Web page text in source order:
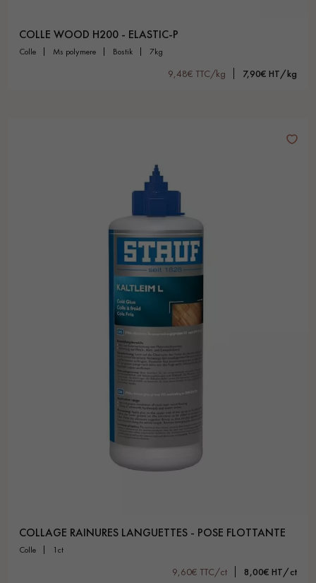
COLLE WOOD H200 - ELASTIC-P
colle ms polymere bostik 7kg
9,48€ TTC/kg 7,90€ HT/kg
COLLAGE RAINURES LANGUETTES - POSE FLOTTANTE
colle 1ct
9,60€ TTC/ct 8,00€ HT/ct